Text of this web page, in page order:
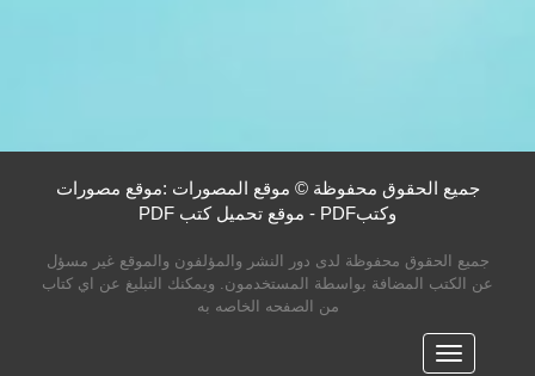
جميع الحقوق محفوظة © موقع المصورات :موقع مصورات
وكتبPDF - موقع تحميل كتب PDF
جميع الحقوق محفوظة لدى دور النشر والمؤلفون والموقع غير مسؤل
عن الكتب المضافة بواسطة المستخدمون. ويمكنك التبليغ عن اي كتاب
من الصفحه الخاصه به
القائمه